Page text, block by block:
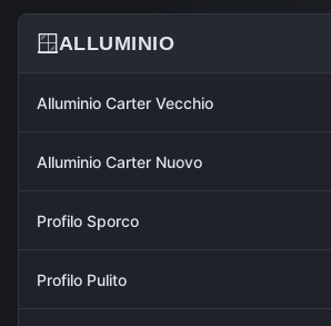
🪟ALLUMINIO
Alluminio Carter Vecchio
Alluminio Carter Nuovo
Profilo Sporco
Profilo Pulito